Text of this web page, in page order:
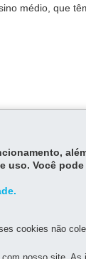
médio, que
Você
cookies não